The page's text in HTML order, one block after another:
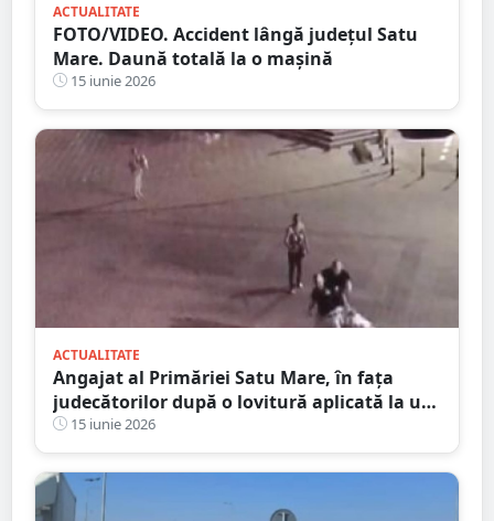
ACTUALITATE
FOTO/VIDEO. Accident lângă județul Satu
Mare. Daună totală la o mașină
15 iunie 2026
ACTUALITATE
Angajat al Primăriei Satu Mare, în fața
judecătorilor după o lovitură aplicată la un
majorat. Victima cere daune morale de
100.000 de euro
15 iunie 2026